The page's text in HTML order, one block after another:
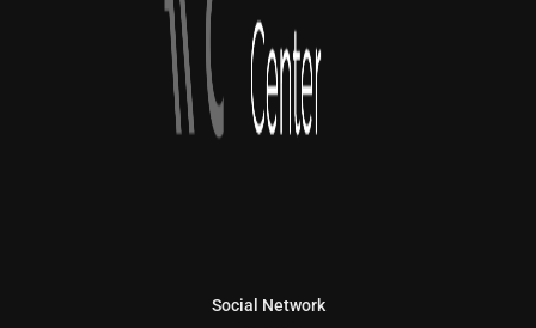
Social Network